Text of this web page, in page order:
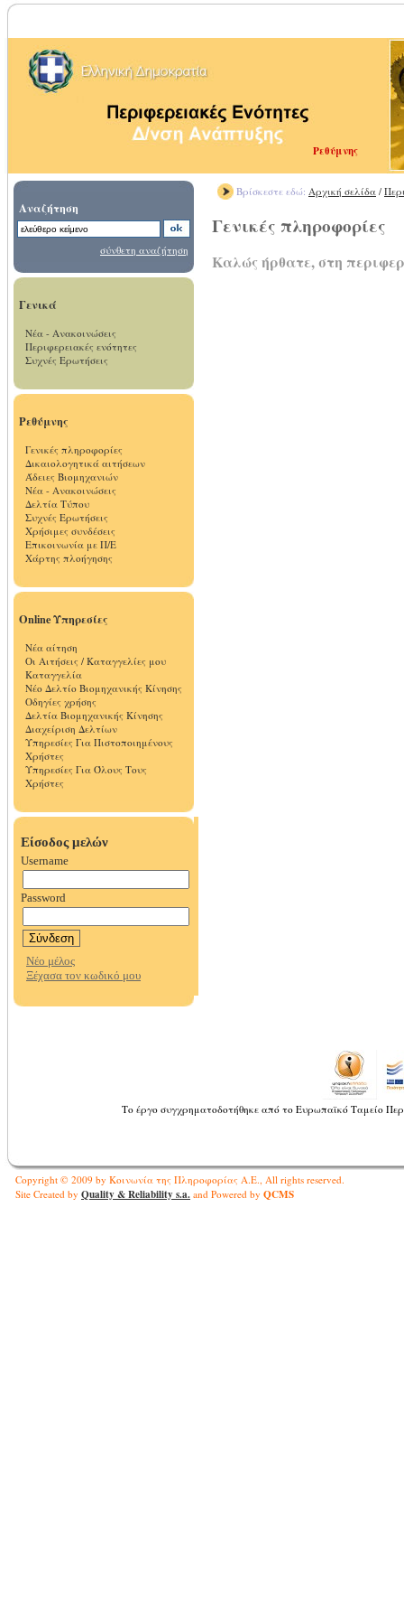
Ρεθύμνης
Αναζήτηση
σύνθετη αναζήτηση
Γενικά
Νέα - Ανακοινώσεις
Περιφερειακές ενότητες
Συχνές Ερωτήσεις
Ρεθύμνης
Γενικές πληροφορίες
Δικαιολογητικά αιτήσεων
Άδειες Βιομηχανιών
Νέα - Ανακοινώσεις
Δελτία Τύπου
Συχνές Ερωτήσεις
Χρήσιμες συνδέσεις
Επικοινωνία με Π/Ε
Χάρτης πλοήγησης
Online Υπηρεσίες
Νέα αίτηση
Οι Αιτήσεις / Καταγγελίες μου
Καταγγελία
Νέο Δελτίο Βιομηχανικής Κίνησης
Οδηγίες χρήσης
Δελτία Βιομηχανικής Κίνησης
Διαχείριση Δελτίων
Υπηρεσίες Για Πιστοποιημένους
Χρήστες
Υπηρεσίες Για Όλους Τους
Χρήστες
Βρίσκεστε εδώ: Αρχική σελίδα /
Γενικές πληροφορίες
Καλώς ήρθατε, στη
Το έργο συγχρηματοδοτήθηκε από το Ευρωπαϊκό Ταμείο
Copyright © 2009 by Κοινωνία της Πληροφορίας Α.Ε., All rights reserved.
Site Created by Quality & Reliability s.a. and Powered by QCMS